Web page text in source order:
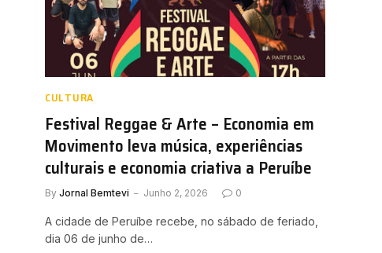
CULTURA
Festival Reggae & Arte – Economia em
Movimento leva música, experiências
culturais e economia criativa a Peruíbe
By Jornal Bemtevi Junho 2, 2026 0
A cidade de Peruíbe recebe, no sábado de feriado,
dia 06 de junho de…